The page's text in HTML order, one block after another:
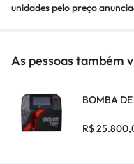
unidades pelo preço
As pessoas também
BOMBA
R$